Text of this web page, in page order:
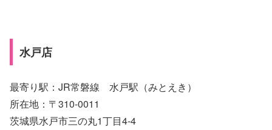
水戸店
最寄り駅：JR常磐線 水戸駅（みとえき）
所在地：〒310-0011
茨城県水戸市三の丸1丁目4-4